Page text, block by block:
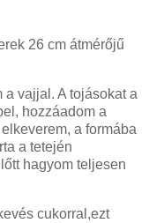
26 cm átmérőjű
vajjal. A tojásokat a
hozzáadom a
a formába
a tetején
hagyom teljesen
cukorral,ezt